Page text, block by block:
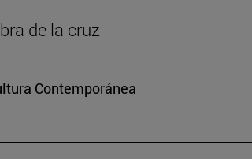
de la cruz
Contemporánea